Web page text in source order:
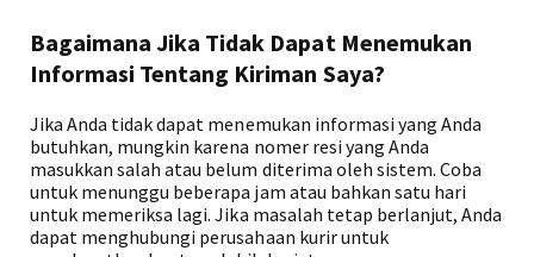
Bagaimana Jika Tidak Dapat Menemukan
Informasi Tentang Kiriman Saya?
Jika Anda tidak dapat menemukan informasi yang Anda
butuhkan, mungkin karena nomer resi yang Anda
masukkan salah atau belum diterima oleh sistem. Coba
untuk menunggu beberapa jam atau bahkan satu hari
untuk memeriksa lagi. Jika masalah tetap berlanjut, Anda
dapat menghubungi perusahaan kurir untuk